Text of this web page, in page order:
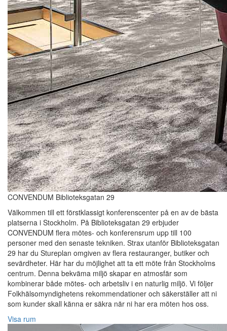
CONVENDUM Biblioteksgatan 29
Välkommen till ett förstklassigt konferenscenter på en av de bästa
platserna i Stockholm. På Biblioteksgatan 29 erbjuder
CONVENDUM flera mötes- och konferensrum upp till 100
personer med den senaste tekniken. Strax utanför Biblioteksgatan
29 har du Stureplan omgiven av flera restauranger, butiker och
sevärdheter. Här har du möjlighet att ta ett möte från Stockholms
centrum. Denna bekväma miljö skapar en atmosfär som
kombinerar både mötes- och arbetsliv i en naturlig miljö. Vi följer
Folkhälsomyndighetens rekommendationer och säkerställer att ni
som kunder skall känna er säkra när ni har era möten hos oss.
Visa rum